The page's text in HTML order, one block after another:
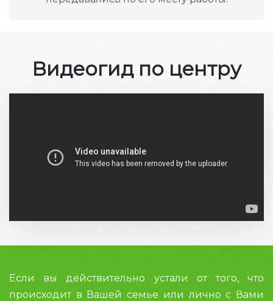
Видеогид по центру
Если вы действительно устали от того, что
происходит в Вашей семье или лично с Вами